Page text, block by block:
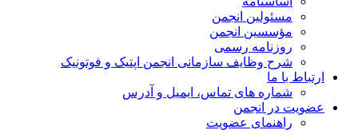
مسئولین انجمن
مؤسسین انجمن
روزنامه رسمی
شرح وظایف سازمانی انجمن اپتیک و فوتونیک
ارتباط با ما
شماره های تماس، ایمیل و آدرس
عضویت در انجمن
راهنمای عضویت